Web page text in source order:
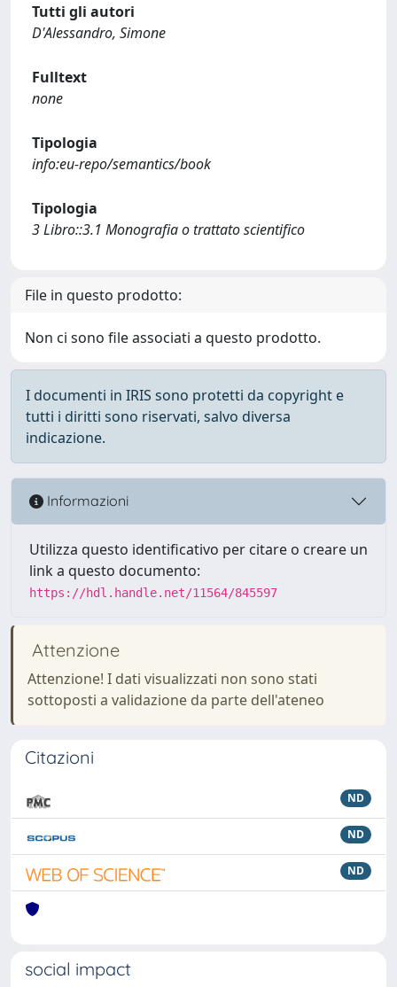
Tutti gli autori
D'Alessandro, Simone
Fulltext
none
Tipologia
info:eu-repo/semantics/book
Tipologia
3 Libro::3.1 Monografia o trattato scientifico
File in questo prodotto:
Non ci sono file associati a questo prodotto.
I documenti in IRIS sono protetti da copyright e
tutti i diritti sono riservati, salvo diversa
indicazione.
Informazioni
Utilizza questo identificativo per citare o creare un
link a questo documento:
https://hdl.handle.net/11564/845597
Attenzione
Attenzione! I dati visualizzati non sono stati
sottoposti a validazione da parte dell'ateneo
Citazioni
ND
ND
ND
social impact